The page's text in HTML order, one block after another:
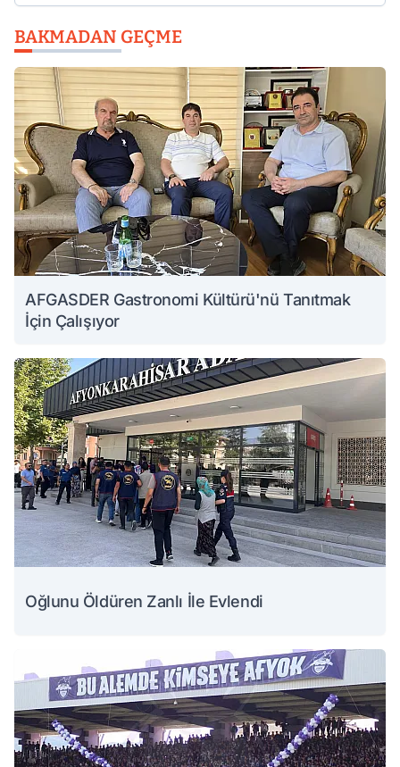
BAKMADAN GEÇME
AFGASDER Gastronomi Kültürü'nü Tanıtmak
İçin Çalışıyor
Oğlunu Öldüren Zanlı İle Evlendi